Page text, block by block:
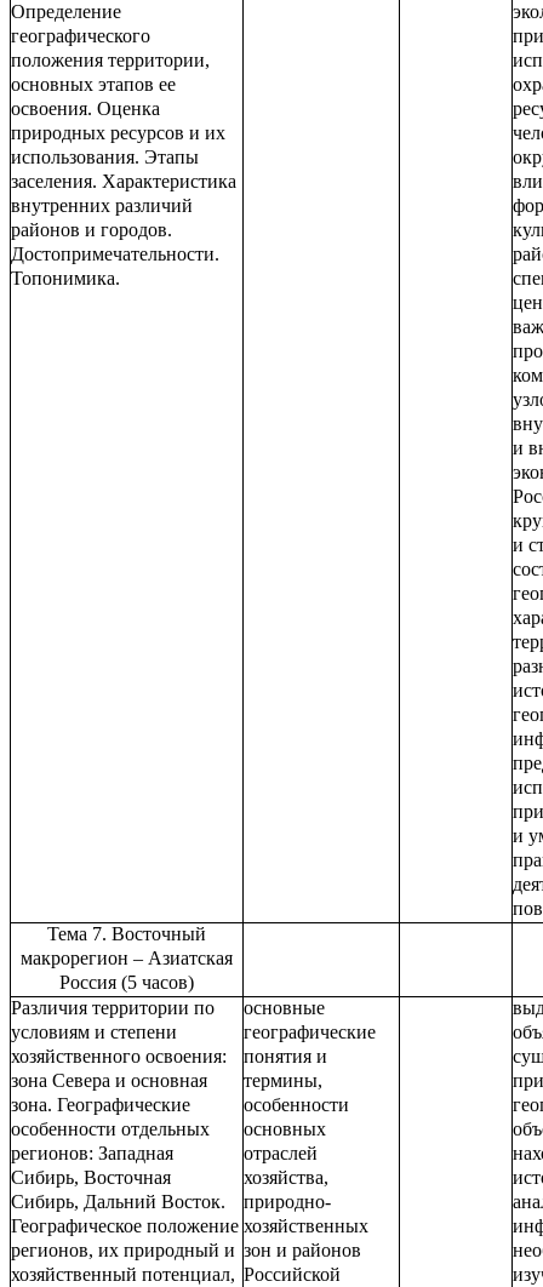
Определение
географического
положения территории,
основных этапов ее
освоения. Оценка
природных ресурсов и их
использования. Этапы
заселения. Характеристика
внутренних различий
районов и городов.
Достопримечательности.
Топонимика.
и
и
и
Тема 7. Восточный
макрорегион – Азиатская
Россия (5 часов)
Различия территории по
условиям и степени
хозяйственного освоения:
зона Севера и основная
зона. Географические
особенности отдельных
регионов: Западная
Сибирь, Восточная
Сибирь, Дальний Восток.
Географическое положение
регионов, их природный и
хозяйственный потенциал,
основные
географические
понятия и
термины,
особенности
основных
отраслей
хозяйства,
природно-
хозяйственных
зон и районов
Российской